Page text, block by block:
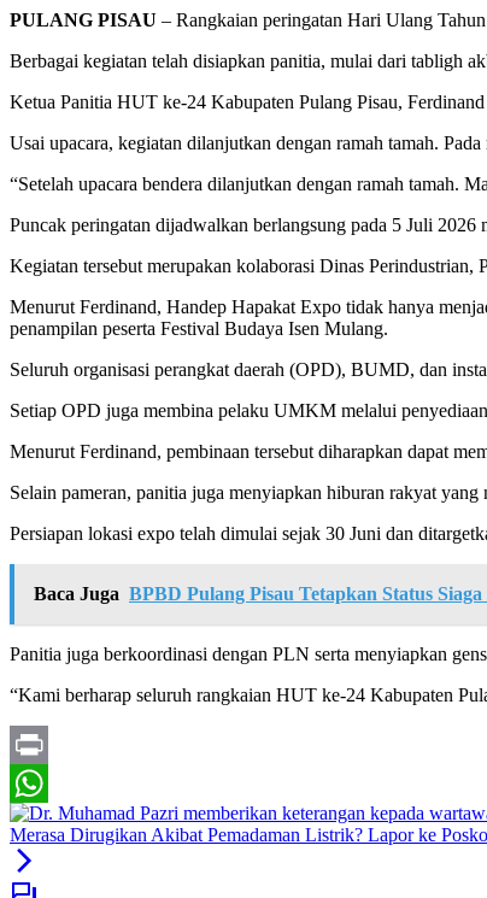
PULANG PISAU – Rangkaian peringatan Hari Ulang
Berbagai kegiatan telah disiapkan panitia, mulai dari tabligh
Ketua Panitia HUT ke-24 Kabupaten Pulang Pisau,
Usai upacara, kegiatan dilanjutkan dengan ramah tamah.
“Setelah upacara bendera dilanjutkan dengan ramah tamah.
Puncak peringatan dijadwalkan berlangsung pada 5 Juli
Kegiatan tersebut merupakan kolaborasi Dinas
Menurut Ferdinand, Handep Hapakat Expo tidak hanya
penampilan peserta Festival Budaya Isen Mulang.
Seluruh organisasi perangkat daerah (OPD), BUMD, dan
Setiap OPD juga membina pelaku UMKM melalui
Menurut Ferdinand, pembinaan tersebut diharapkan dapat
Selain pameran, panitia juga menyiapkan hiburan rakyat
Persiapan lokasi expo telah dimulai sejak 30 Juni dan
Baca Juga BPBD Pulang Pisau Tetapkan Status
Panitia juga berkoordinasi dengan PLN serta menyiapkan
“Kami berharap seluruh rangkaian HUT ke-24 Kabupaten
Print
WhatsApp
Merasa Dirugikan Akibat Pemadaman Listrik? Lapor ke